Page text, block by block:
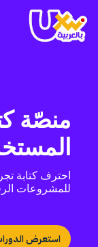
إلى
المحتوى
منصّة
احترف كتابة
للمشروعات
استعرض